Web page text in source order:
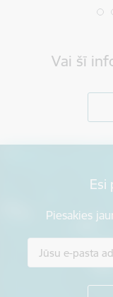
Vai šī
Esi
Piesakies